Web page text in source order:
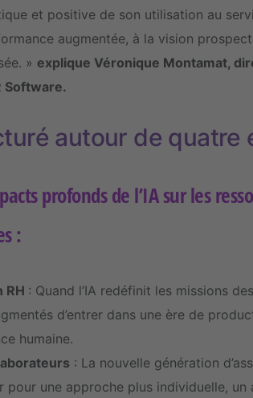
et positive de son utilisation au
augmentée, à la vision
» explique Véronique Montamat,
Software.
autour de quatre
profonds de l’IA sur les
:
RH : Quand l’IA redéfinit les missions
d’entrer dans une ère de
humaine.
: La nouvelle génération
pour une approche plus individuelle, un